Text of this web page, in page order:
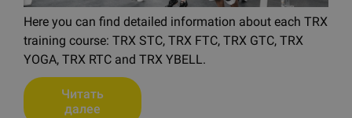
Here you can find detailed information about each TRX
training course: TRX STC, TRX FTC, TRX GTC, TRX
YOGA, TRX RTC and TRX YBELL.
Читать
далее